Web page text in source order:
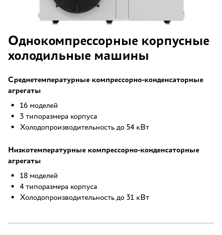
Однокомпрессорные корпусные
холодильные машины
Среднетемпературные компрессорно-конденсаторные
агрегаты
16 моделей
3 типоразмера корпуса
Холодопроизводительность до 54 кВт
Низкотемпературные компрессорно-конденсаторные
агрегаты
18 моделей
4 типоразмера корпуса
Холодопроизводительность до 31 кВт